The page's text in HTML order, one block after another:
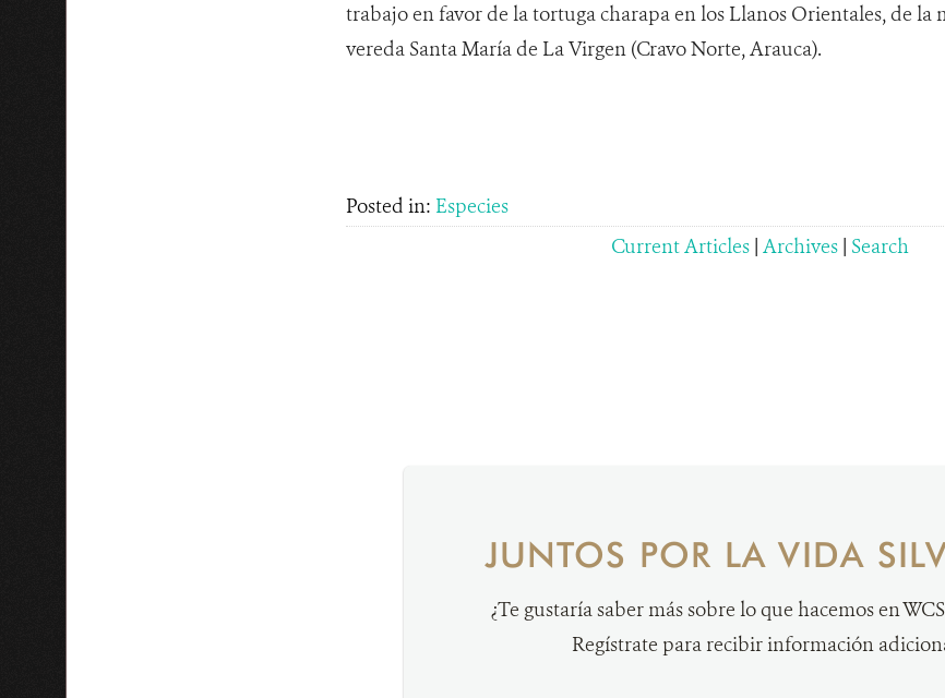
trabajo en favor de la tortuga charapa en los Llanos Orientales, de la
vereda Santa María de La Virgen (Cravo Norte, Arauca).
Posted in: Especies
Current Articles | Archives | Search
JUNTOS POR LA VIDA
¿Te gustaría saber más sobre lo que hacemos en
Regístrate para recibir información